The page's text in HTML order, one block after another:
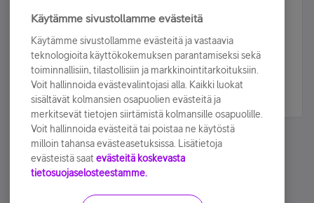
Tilaa Telian uutiskirje ja olet mukana arvonnassa.
sähköpostiisi.
Tilaa nyt
Käytämme sivustollamme evästeitä
Käytämme sivustollamme evästeitä ja vastaavia
teknologioita käyttökokemuksen parantamiseksi sekä
toiminnallisiin, tilastollisiin ja markkinointitarkoituksiin.
Voit hallinnoida evästevalintojasi alla. Kaikki luokat
sisältävät kolmansien osapuolien evästeitä ja
merkitsevät tietojen siirtämistä kolmansille osapuolille.
Voit hallinnoida evästeitä tai poistaa ne käytöstä
milloin tahansa evästeasetuksissa. Lisätietoja
evästeistä saat evästeitä koskevasta
tietosuojaselosteestamme.